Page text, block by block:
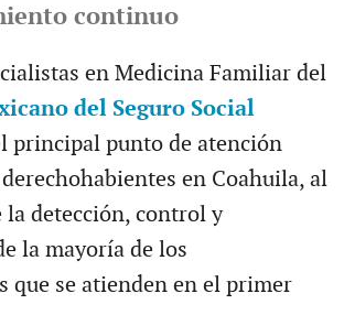
continuo
en Medicina Familiar del
del Seguro Social
principal punto de atención
en Coahuila, al
la detección, control y
la mayoría de los
que se atienden en el primer